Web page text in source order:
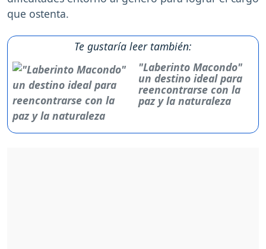
que ostenta.
Te gustaría leer también:
"Laberinto Macondo"
un destino ideal para
reencontrarse con la
paz y la naturaleza